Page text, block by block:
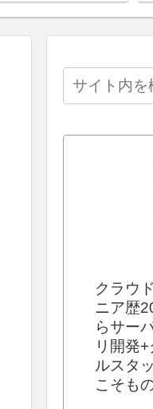
クラウ
ニア歴
らサー
リ開発
ルスタ
こそも